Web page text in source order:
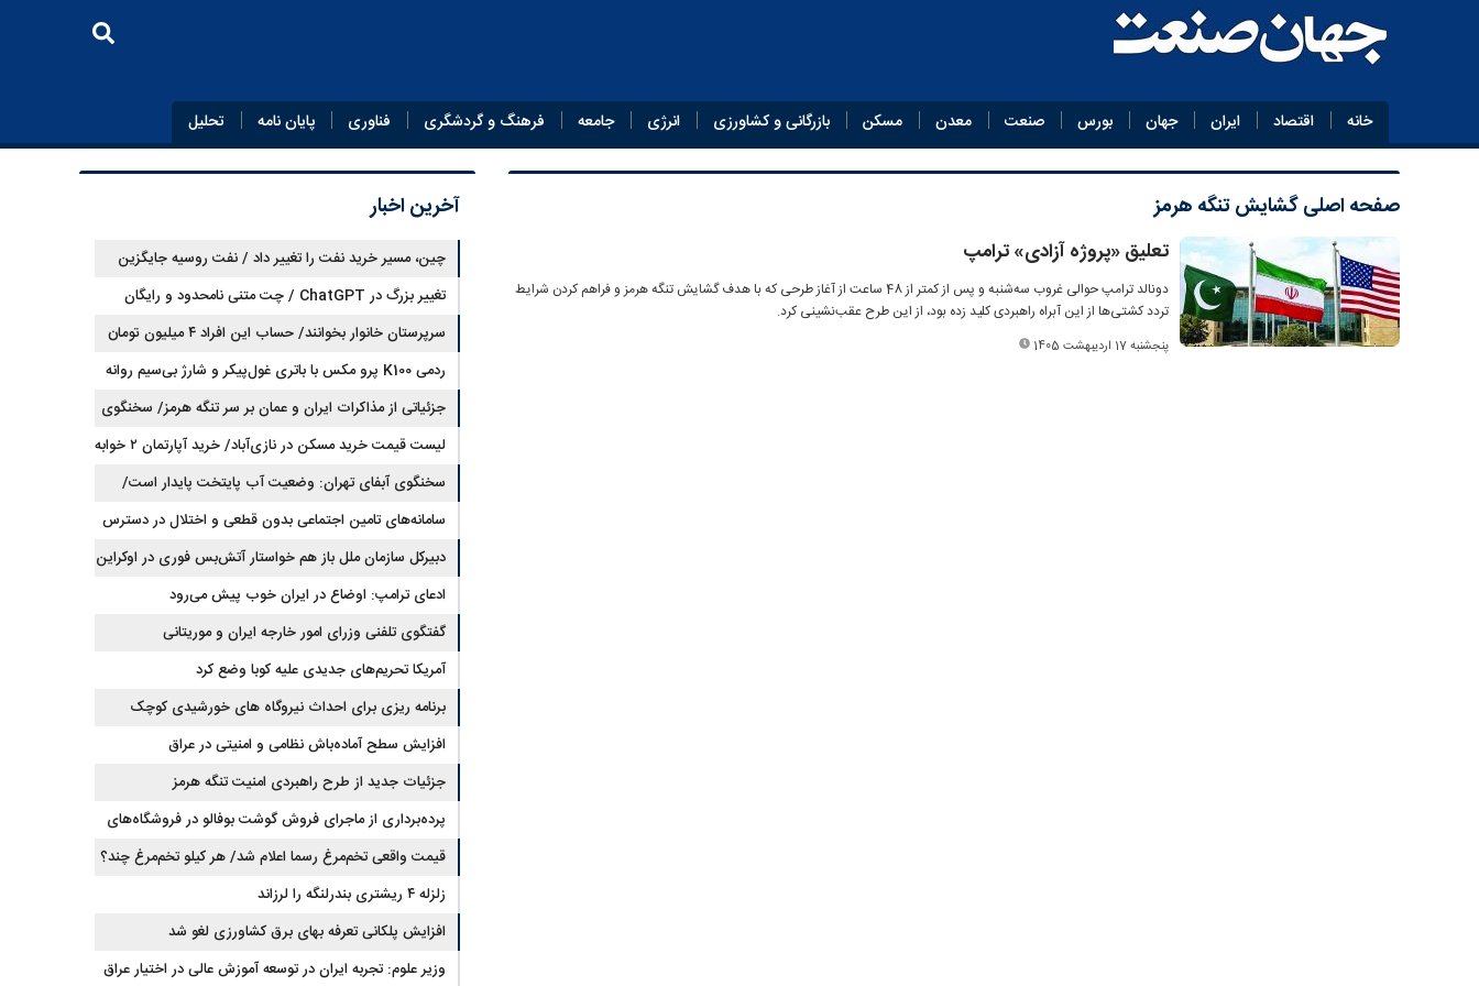
خانه اقتصاد ایران جهان بورس صنعت معدن مسکن بازرگانی و کشاورزی انرژی جامعه فرهنگ و گردشگری فناوری پایان‌ نامه تحلیل
صفحه اصلیگشایش تنگه هرمز
تعلیق «پروژه آزادی» ترامپ
دونالد ترامپ حوالی غروب سه‌شنبه و پس از کمتر از 48 ساعت از آغاز طرحی که با هدف گشایش تنگه هرمز و فراهم کردن شرایط
تردد کشتی‌ها از این آبراه راهبردی کلید زده بود، از این طرح عقب‌نشینی کرد.
پنجشنبه 17 اردیبهشت 1405
آخرین اخبار
چین، مسیر خرید نفت را تغییر داد / نفت روسیه جایگزین
نفت عربستان شد
تغییر بزرگ در ChatGPT / چت متنی نامحدود و رایگان
سرپرستان خانوار بخوانند/ حساب این افراد ۴ میلیون تومان
شارژ شد
ردمی K100 پرو مکس با باتری غول‌پیکر و شارژ بی‌سیم روانه
بازار می‌شود
جزئیاتی از مذاکرات ایران و عمان بر سر تنگه هرمز/ سخنگوی
هیات رئیسه مجلس: بیانیه‌ای شامل تصحیح مسیر تردد دریایی
در تنگه، در آستانه نهایی شدن است
لیست قیمت خرید مسکن در نازی‌آباد/ خرید آپارتمان ۲ خوابه
در این منطقه چقدر سرمایه نیاز دارد؟ + جدول مردادماه ۱۴۰۵
سخنگوی آبفای تهران: وضعیت آب پایتخت پایدار است/
جیره‌بندی نداریم
سامانه‌های تامین اجتماعی بدون قطعی و اختلال در دسترس
است
دبیرکل سازمان ملل باز هم خواستار آتش‌بس فوری در اوکراین
شدادعای ترامپ: اوضاع در ایران خوب پیش می‌رود
گفتگوی تلفنی وزرای امور خارجه ایران و موریتانی
آمریکا تحریم‌های جدیدی علیه کوبا وضع کرد
برنامه ریزی برای احداث نیروگاه های خورشیدی کوچک
مقیاس یا شناور روی آب در مازندران
افزایش سطح آماده‌باش نظامی و امنیتی در عراق
جزئیات جدید از طرح راهبردی امنیت تنگه هرمز
پرده‌برداری از ماجرای فروش گوشت بوفالو در فروشگاه‌های
کشور/ گوشت بوفالو از کجا وارد می‌شود؟/ هر کیلو بوفالو با چه
قیمتی به فروش می‌رود؟
قیمت واقعی تخم‌مرغ رسما اعلام شد/ هر کیلو تخم‌مرغ چند؟
زلزله ۴ ریشتری بندرلنگه را لرزاند
افزایش پلکانی تعرفه بهای برق کشاورزی لغو شد
وزیر علوم: تجربه ایران در توسعه آموزش عالی در اختیار عراق